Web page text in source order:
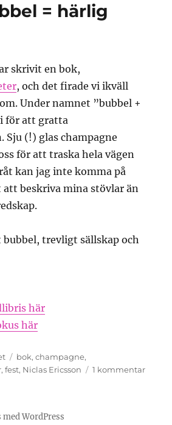
Beach= härlig
skrivit en bok,
, och det firade vi ikväll
Under namnet ”bubbel +
för att gratta
Sju (!) glas champagne
för att traska hela vägen
kan jag inte komma på
beskriva mina stövlar än
trevligt sällskap och
här
här
Etiketter
bok,champagne,
,fest, Niclas Ericsson 1 kommentartill
med WordPress